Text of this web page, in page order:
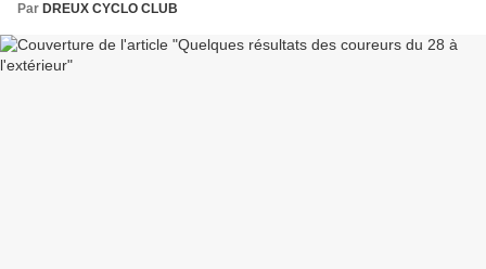
Par DREUX CYCLO CLUB